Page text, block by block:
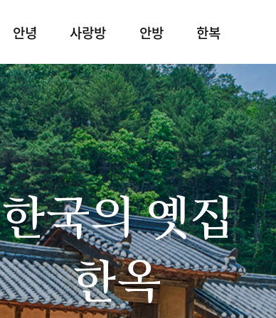
안녕 사랑방 안방 한복
한국의 옛집
한옥